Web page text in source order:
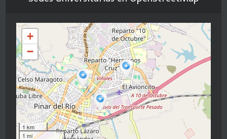
+
−
1 km
1 mi